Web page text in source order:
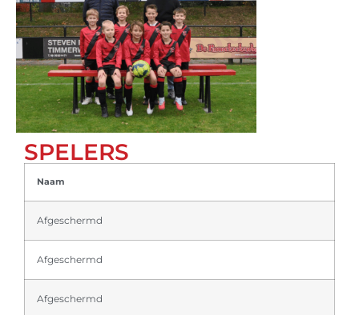
SPELERS
Naam
Afgeschermd
Afgeschermd
Afgeschermd